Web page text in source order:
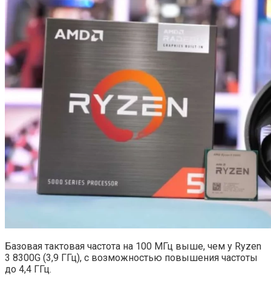
Базовая тактовая частота на 100 МГц выше, чем у Ryzen
3 8300G (3,9 ГГц), с возможностью повышения частоты
до 4,4 ГГц.